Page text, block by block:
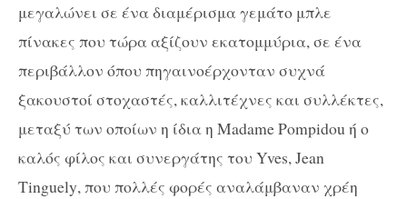
μεγαλώνει σε ένα διαμέρισμα γεμάτο μπλε
πίνακες που τώρα αξίζουν εκατομμύρια, σε ένα
περιβάλλον όπου πηγαινοέρχονταν συχνά
ξακουστοί στοχαστές, καλλιτέχνες και συλλέκτες,
μεταξύ των οποίων η ίδια η MadamePompidouή o
καλός φίλος και συνεργάτης του Yves,Jean
Tinguely, που πολλές φορές αναλάμβαναν χρέη